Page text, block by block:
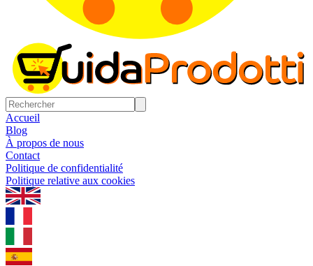
Accueil
Blog
À propos de nous
Contact
Politique de confidentialité
Politique relative aux cookies